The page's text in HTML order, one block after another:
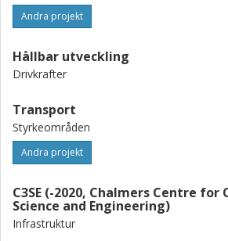
Andra projekt
Hållbar utveckling
Drivkrafter
Transport
Styrkeområden
Andra projekt
C3SE (-2020, Chalmers Centre
Science and Engineering)
Infrastruktur